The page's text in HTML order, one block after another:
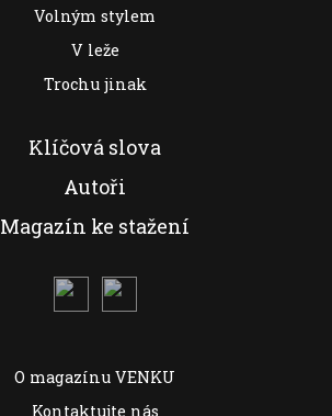
Volným stylem
V leže
Trochu jinak
Klíčová slova
Autoři
Magazín ke stažení
O magazínu VENKU
Kontaktujte nás